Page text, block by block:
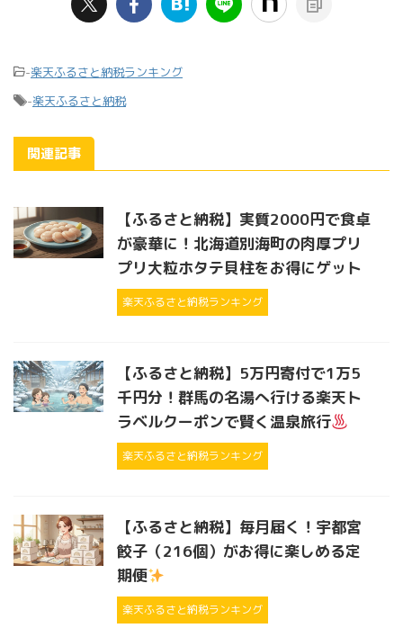
-楽天ふるさと納税ランキング
-楽天ふるさと納税
関連記事
【ふるさと納税】実質2000円で食卓
が豪華に！北海道別海町の肉厚プリ
プリ大粒ホタテ貝柱をお得にゲット
楽天ふるさと納税ランキング
【ふるさと納税】5万円寄付で1万5
千円分！群馬の名湯へ行ける楽天ト
ラベルクーポンで賢く温泉旅行
楽天ふるさと納税ランキング
【ふるさと納税】毎月届く！宇都宮
餃子（216個）がお得に楽しめる定
期便
楽天ふるさと納税ランキング